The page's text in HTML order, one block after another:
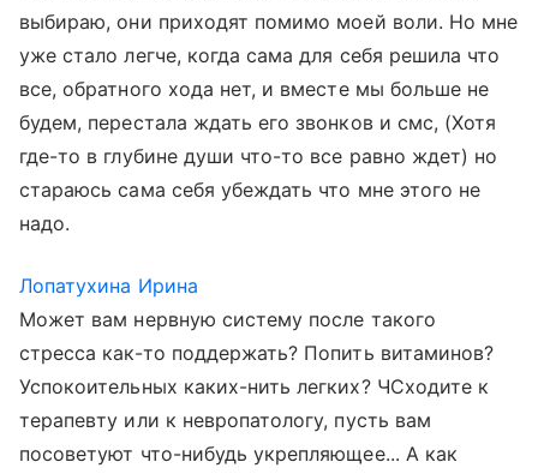
выбираю, они приходят помимо моей воли. Но мне
уже стало легче, когда сама для себя решила что
все, обратного хода нет, и вместе мы больше не
будем, перестала ждать его звонков и смс, (Хотя
где-то в глубине души что-то все равно ждет) но
стараюсь сама себя убеждать что мне этого не
надо.
Лопатухина Ирина
Может вам нервную систему после такого
стресса как-то поддержать? Попить витаминов?
Успокоительных каких-нить легких? ЧСходите к
терапевту или к невропатологу, пусть вам
посоветуют что-нибудь укрепляющее... А как